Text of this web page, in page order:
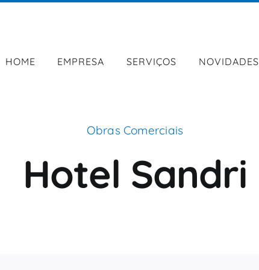
HOME
EMPRESA SERVIÇOS NOVIDADES
Obras Comerciais
Hotel Sandri